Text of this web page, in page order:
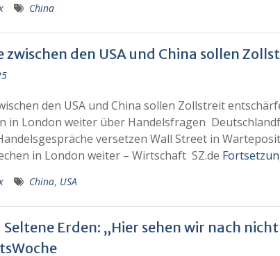
China
zwischen den USA und China sollen
den USA und China sollen Zollstreit
in London weiter über Handelsfragen
versetzen Wall Street in
in London weiter – Wirtschaft SZ.de
China, USA
Seltene Erden: „Hier sehen wir nach